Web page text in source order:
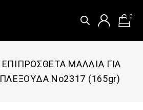
0
ΕΠΙΠΡΟΣΘΕΤΑ ΜΑΛΛΙΑ ΓΙΑ
ΠΛΕΞΟΥΔΑ Νο2317 (165gr)